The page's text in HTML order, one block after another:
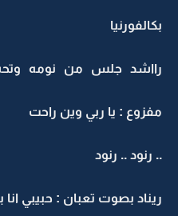
بكالفورنيا
رااشد جلس من نومه
مفزوع : يا ربي وين راحت
.. رنود .. رنود
ريناد بصوت تعبان : حبيبي انا